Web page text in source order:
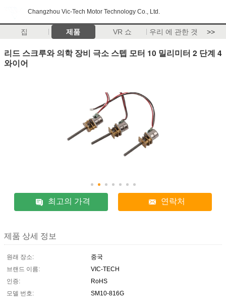
Changzhou Vic-Tech Motor Technology Co., Ltd.
집 제품 VR 쇼 우리 에 관한 것 >>
리드 스크루와 의학 장비 극소 스텝 모터 10 밀리미터 2 단계 4
와이어
최고의 가격 연락처
제품 상세 정보
원래 장소:
중국
브랜드 이름:
VIC-TECH
인증:
RoHS
모델 번호:
SM10-816G